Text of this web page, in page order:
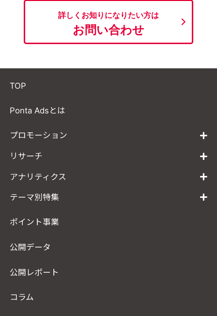
詳しくお知りになりたい方は
お問い合わせ
TOP
Ponta Adsとは
プロモーション
リサーチ
アナリティクス
テーマ別特集
ポイント事業
公開データ
公開レポート
コラム